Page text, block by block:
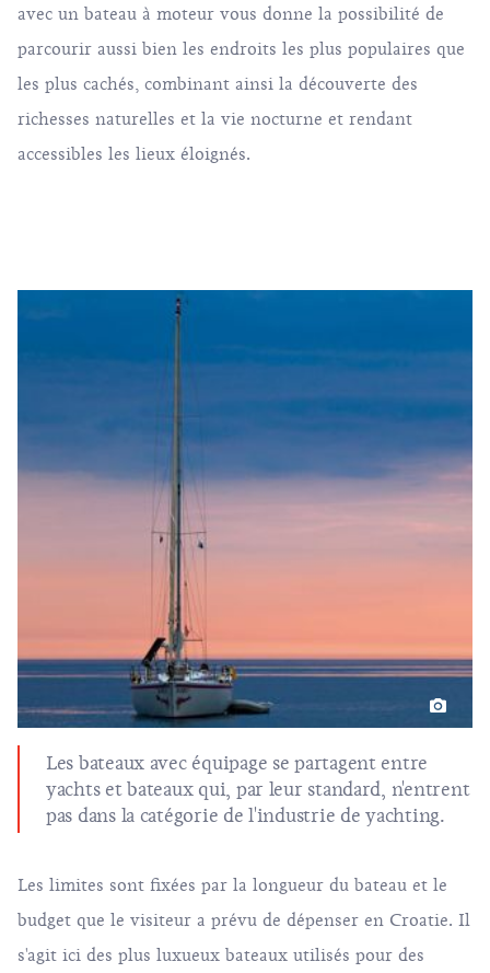
avec un bateau à moteur vous donne la possibilité de
parcourir aussi bien les endroits les plus populaires que
les plus cachés, combinant ainsi la découverte des
richesses naturelles et la vie nocturne et rendant
accessibles les lieux éloignés.
Les bateaux avec équipage se partagent entre
yachts et bateaux qui, par leur standard, n'entrent
pas dans la catégorie de l'industrie de yachting.
Les limites sont fixées par la longueur du bateau et le
budget que le visiteur a prévu de dépenser en Croatie. Il
s'agit ici des plus luxueux bateaux utilisés pour des